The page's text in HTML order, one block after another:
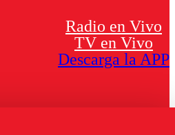
Radio en Vivo
TV en Vivo
Descarga la APP